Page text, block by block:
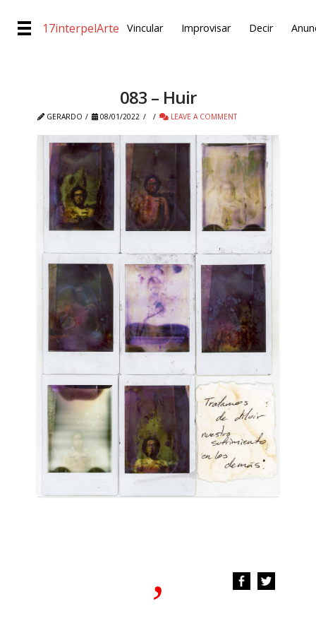
17interpelArte Vincular Improvisar Decir
083 – Huir
GERARDO 08/01/2022 LEAVE A COMMENT